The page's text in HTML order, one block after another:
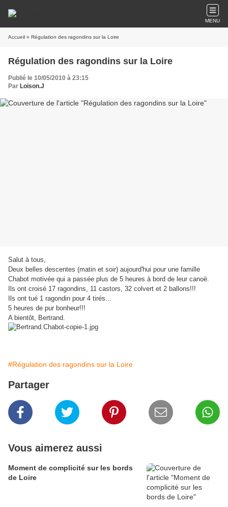
MENU
Accueil » Régulation des ragondins sur la Loire
Régulation des ragondins sur la Loire
Publié le 10/05/2010 à 23:15
Par Loison.J
Salut à tous,
Deux belles descentes (matin et soir) aujourd'hui pour une famille
Chabot motivée qui a passée plus de 5 heures à bord de leur canoë.
Ils ont croisé 17 ragondins, 11 castors, 32 colvert et 2 ballons!!!
Ils ont tué 1 ragondin pour 4 tirés...
5 heures de pur bonheur!!!
A bientôt, Bertrand.
#Régulation des ragondins sur la Loire
Partager
Vous aimerez aussi
Moment de complicité sur les bords
de Loire